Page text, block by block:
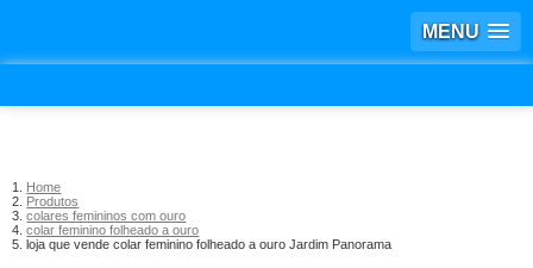
MENU
Home
Produtos
colares femininos com ouro
colar feminino folheado a ouro
loja que vende colar feminino folheado a ouro Jardim Panorama